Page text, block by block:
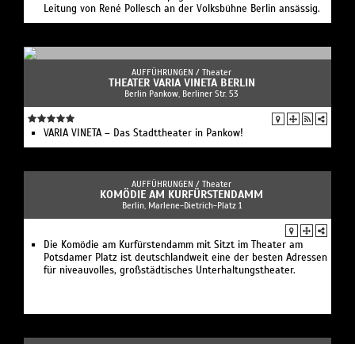
Leitung von René Pollesch an der Volksbühne Berlin ansässig.
AUFFÜHRUNGEN / Theater
THEATER VARIA VINETA BERLIN
Berlin Pankow, Berliner Str. 53
VARIA VINETA – Das Stadttheater in Pankow!
AUFFÜHRUNGEN / Theater
KOMÖDIE AM KURFÜRSTENDAMM
Berlin, Marlene-Dietrich-Platz 1
Die Komödie am Kurfürstendamm mit Sitzt im Theater am
Potsdamer Platz ist deutschlandweit eine der besten Adressen
für niveauvolles, großstädtisches Unterhaltungstheater.